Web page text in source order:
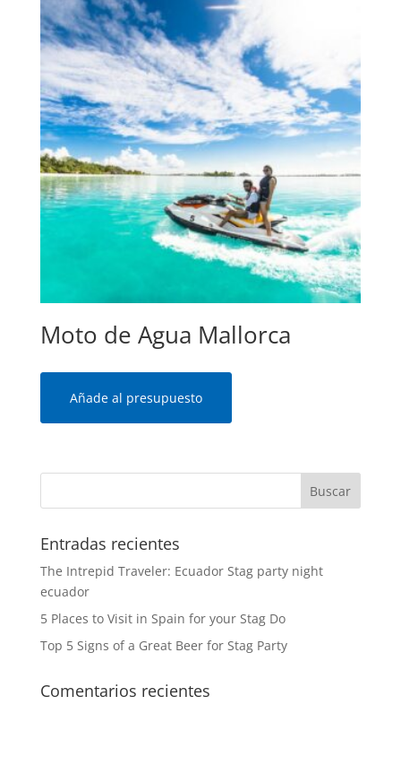
Moto de Agua Mallorca
Añade al presupuesto
Entradas recientes
The Intrepid Traveler: Ecuador Stag party night
ecuador
5 Places to Visit in Spain for your Stag Do
Top 5 Signs of a Great Beer for Stag Party
Comentarios recientes